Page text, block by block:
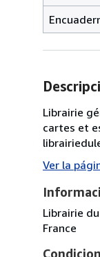
Librairie
cartes et
Ver la
Librairie
France